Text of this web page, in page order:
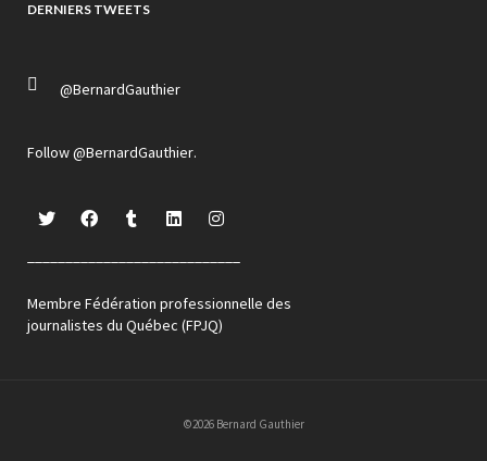
DERNIERS TWEETS
@BernardGauthier
Follow@BernardGauthier.
Membre Fédération professionnelle des
journalistes du Québec (FPJQ)
©2026 Bernard Gauthier